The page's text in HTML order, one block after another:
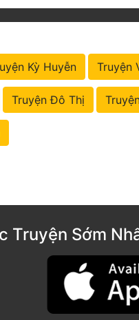
Kỳ Huyễn Truyện
Truyện Đô Thị
Truyện Sớm